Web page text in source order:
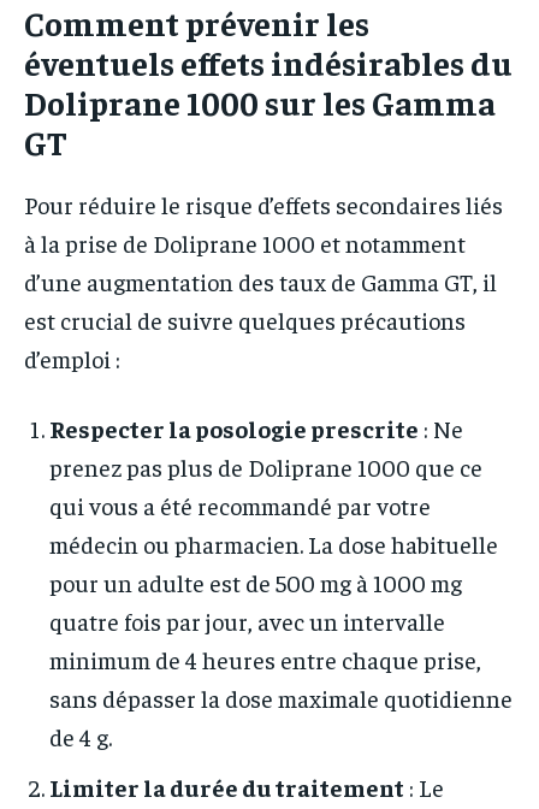
Comment prévenir les
éventuels effets indésirables du
Doliprane 1000 sur les Gamma
GT
Pour réduire le risque d’effets secondaires liés
à la prise de Doliprane 1000 et notamment
d’une augmentation des taux de Gamma GT, il
est crucial de suivre quelques précautions
d’emploi :
Respecter la posologie prescrite : Ne
prenez pas plus de Doliprane 1000 que ce
qui vous a été recommandé par votre
médecin ou pharmacien. La dose habituelle
pour un adulte est de 500 mg à 1000 mg
quatre fois par jour, avec un intervalle
minimum de 4 heures entre chaque prise,
sans dépasser la dose maximale quotidienne
de 4 g.
Limiter la durée du traitement : Le